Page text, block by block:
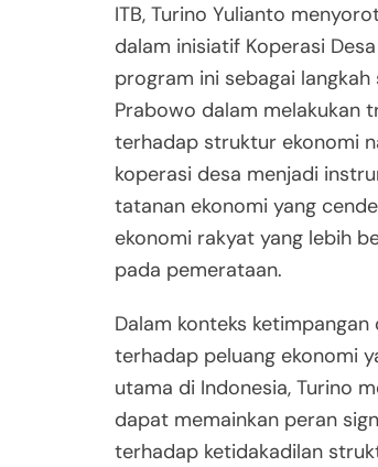
ITB, Turino Yulianto
dalam inisiatif Koperasi
program ini sebagai
Prabowo dalam melakukan
terhadap struktur ekonomi
koperasi desa menjadi
tatanan ekonomi yang
ekonomi rakyat yang lebih
pada pemerataan.
Dalam konteks
terhadap peluang ekonomi
utama di Indonesia, Turino
dapat memainkan peran
terhadap ketidakadilan